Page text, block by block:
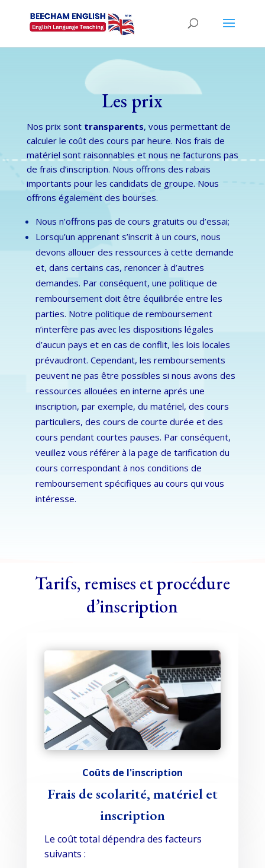
Les prix
Nos prix sont transparents, vous permettant de
calculer le coût des cours par heure. Nos frais de
matériel sont raisonnables et nous ne facturons pas
de frais d’inscription. Nous offrons des rabais
importants pour les candidats de groupe. Nous
offrons également des bourses.
Nous n’offrons pas de cours gratuits ou d’essai;
Lorsqu’un apprenant s’inscrit à un cours, nous
devons allouer des ressources à cette demande
et, dans certains cas, renoncer à d’autres
demandes. Par conséquent, une politique de
remboursement doit être équilibrée entre les
parties. Notre politique de remboursement
n’interfère pas avec les dispositions légales
d’aucun pays et en cas de conflit, les lois locales
prévaudront. Cependant, les remboursements
peuvent ne pas être possibles si nous avons des
ressources allouées en interne aprés une
inscription, par exemple, du matériel, des cours
particuliers, des cours de courte durée et des
cours pendant courtes pauses. Par conséquent,
veuillez vous référer à la page de tarification du
cours correspondant à nos conditions de
remboursement spécifiques au cours qui vous
intéresse.
Tarifs, remises et procédure
d’inscription
Coûts de l'inscription
Frais de scolarité, matériel et
inscription
Le coût total dépendra des facteurs
suivants :